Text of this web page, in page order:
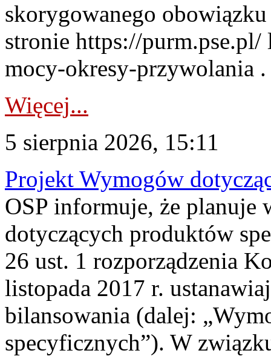
skorygowanego
stronie https://
mocy-okresy-przywolania
Więcej...
5 sierpnia 2026, 15:11
Projekt Wymogów
OSP informuje, że planuje
dotyczących produktów
26 ust. 1 rozporządzenia
listopada 2017 r.
bilansowania (dalej:
specyficznych”). W